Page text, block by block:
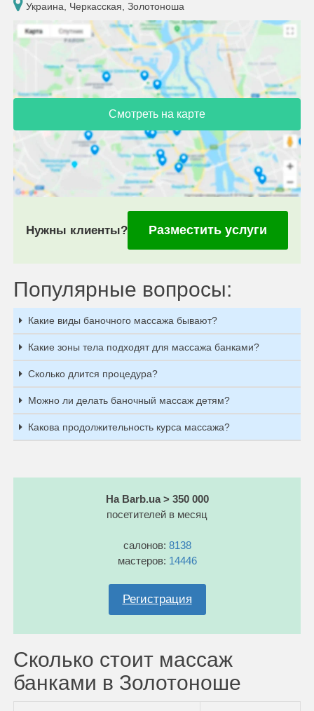
Украина, Черкасская, Золотоноша
Смотреть на карте
Нужны клиенты? Разместить услуги
Популярные вопросы:
Какие виды баночного массажа бывают?
Какие зоны тела подходят для массажа банками?
Сколько длится процедура?
Можно ли делать баночный массаж детям?
Какова продолжительность курса массажа?
На Barb.ua > 350 000
посетителей в месяц
салонов: 8138
мастеров: 14446
Регистрация
Сколько стоит массаж
банками в Золотоноше